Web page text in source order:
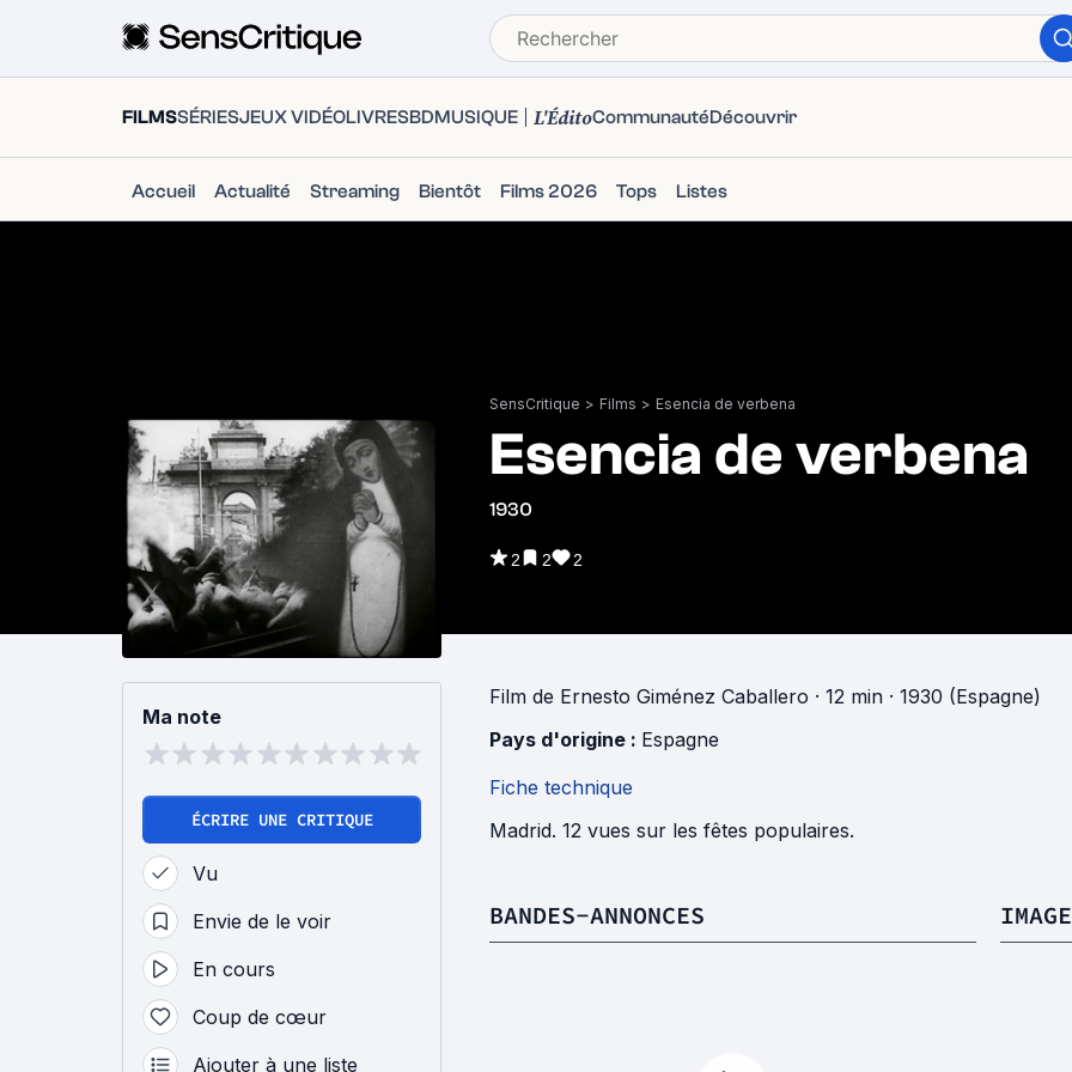
FILMSSÉRIESJEUX VIDÉOLIVRESBDMUSIQUE L'ÉditoCommunautéDécouvrir
Accueil Actualité Streaming Bientôt Films 2026 Tops Listes
SensCritique > Films > Esencia de verbena
Esencia de verbena
1930
2 2 2
Ma note
ÉCRIRE UNE CRITIQUE
Vu
Envie de le voir
En cours
Coup de cœur
Ajouter à une liste
Film de Ernesto Giménez Caballero · 12 min · 1930 (Espagne)
Pays d'origine : Espagne
Fiche technique
Madrid. 12 vues sur les fêtes populaires.
BANDES-ANNONCES